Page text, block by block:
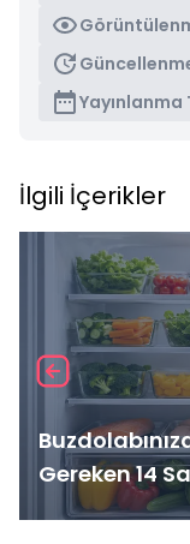
Yayınlanma
İlgili İçerikler
Gereken 14